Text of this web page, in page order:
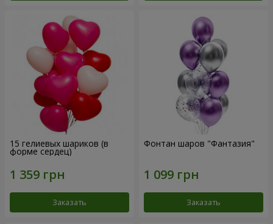
15 гелиевых шариков (в
форме сердец)
Заказать
Фонтан шаров "Фантазия"
Заказать